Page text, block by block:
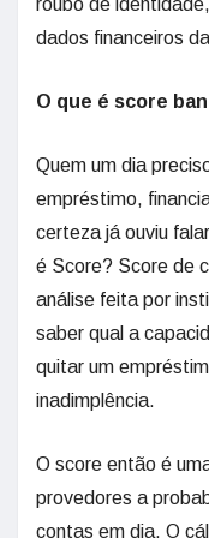
roubo de
dados financeiros
O que é score
Quem um dia
empréstimo,
certeza já ouviu
é Score? Score de
análise feita por
saber qual a
quitar um
inadimplência.
O score então é
provedores a
contas em dia. O